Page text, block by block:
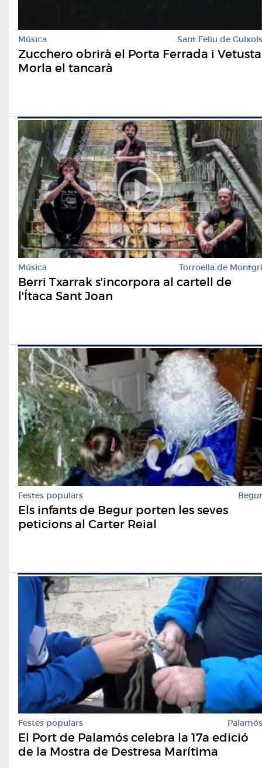
Música Sant Feliu de Guíxols
Zucchero obrirà el Porta Ferrada i Vetusta
Morla el tancarà
Música Torroella de Montgrí
Berri Txarrak s'incorpora al cartell de
l'Ítaca Sant Joan
Festes populars Begur
Els infants de Begur porten les seves
peticions al Carter Reial
Festes populars Palamós
El Port de Palamós celebra la 17a edició
de la Mostra de Destresa Marítima